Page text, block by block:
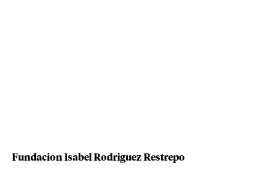
Fundacion Isabel Rodriguez Restrepo